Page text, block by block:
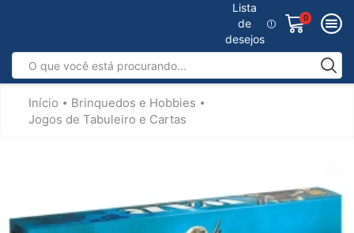
Lista
de
desejos
0
Início • Brinquedos e Hobbies •
Jogos de Tabuleiro e Cartas